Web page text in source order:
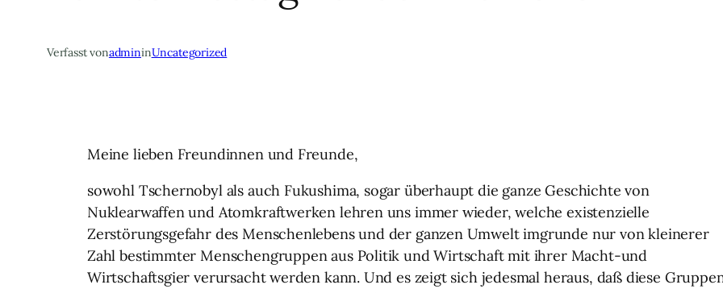
Verfasst vonadmininUncategorized
Meine lieben Freundinnen und Freunde,
sowohl Tschernobyl als auch Fukushima, sogar überhaupt die ganze Geschichte von
Nuklearwaffen und Atomkraftwerken lehren uns immer wieder, welche existenzielle
Zerstörungsgefahr des Menschenlebens und der ganzen Umwelt imgrunde nur von kleinerer
Zahl bestimmter Menschengruppen aus Politik und Wirtschaft mit ihrer Macht-und
Wirtschaftsgier verursacht werden kann. Und es zeigt sich jedesmal heraus, daß diese